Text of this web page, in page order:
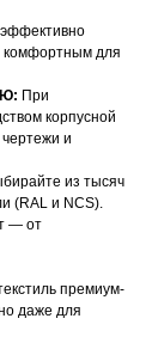
комфортным для
При
корпусной
и
из тысяч
(RAL и NCS).
— от
премиум-
даже для